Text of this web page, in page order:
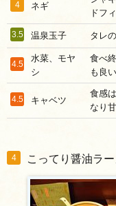
4 ネギ
ドフ
3.5 温泉玉子 タレ
4.5
水菜、モヤ
シ
食べ
も良い
4.5 キャベツ
食感
なり甘
4 こってり醤油ラ